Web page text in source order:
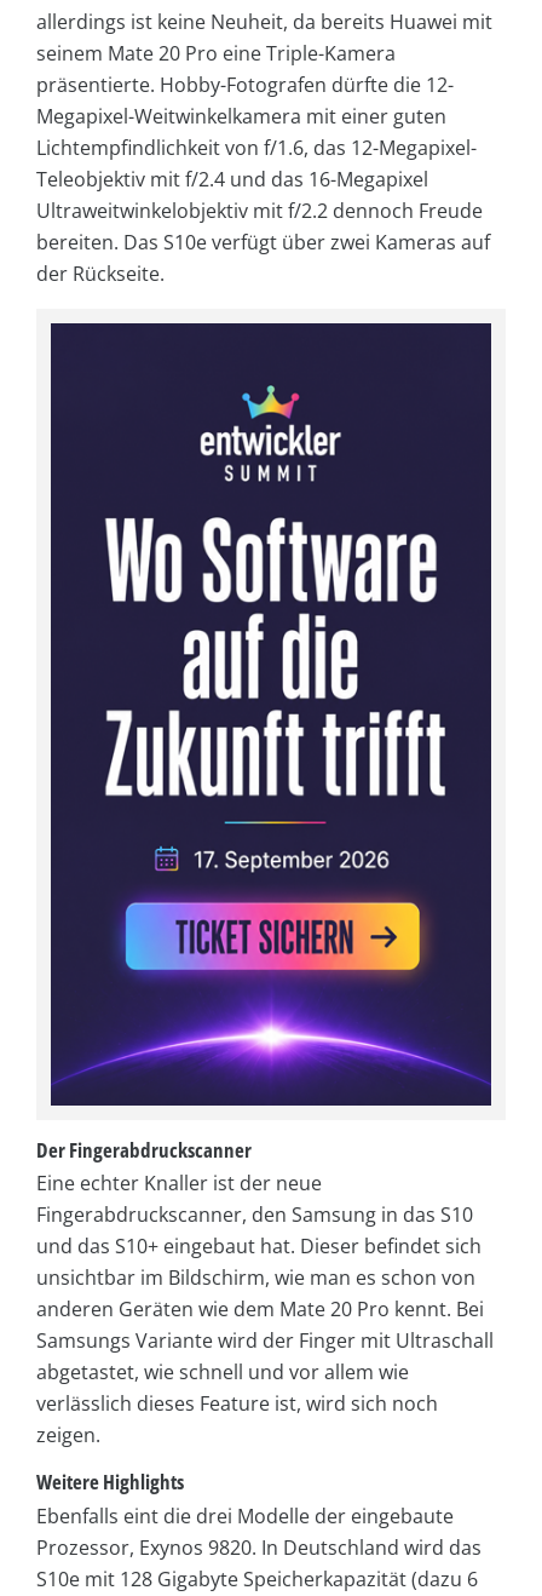
allerdings ist keine Neuheit, da bereits Huawei mit
seinem Mate 20 Pro eine Triple-Kamera
präsentierte. Hobby-Fotografen dürfte die 12-
Megapixel-Weitwinkelkamera mit einer guten
Lichtempfindlichkeit von f/1.6, das 12-Megapixel-
Teleobjektiv mit f/2.4 und das 16-Megapixel
Ultraweitwinkelobjektiv mit f/2.2 dennoch Freude
bereiten. Das S10e verfügt über zwei Kameras auf
der Rückseite.
Der Fingerabdruckscanner
Eine echter Knaller ist der neue
Fingerabdruckscanner, den Samsung in das S10
und das S10+ eingebaut hat. Dieser befindet sich
unsichtbar im Bildschirm, wie man es schon von
anderen Geräten wie dem Mate 20 Pro kennt. Bei
Samsungs Variante wird der Finger mit Ultraschall
abgetastet, wie schnell und vor allem wie
verlässlich dieses Feature ist, wird sich noch
zeigen.
Weitere Highlights
Ebenfalls eint die drei Modelle der eingebaute
Prozessor, Exynos 9820. In Deutschland wird das
S10e mit 128 Gigabyte Speicherkapazität (dazu 6